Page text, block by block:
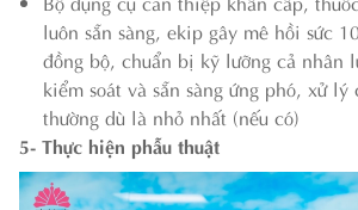
luôn sẵn sàng, ekip gây mê hồi sức
đồng bộ, chuẩn bị kỹ lưỡng cả nhân
kiểm soát và sẵn sàng ứng phó, xử lý
thường dù là nhỏ nhất (nếu có)
5- Thực hiện phẫu thuật